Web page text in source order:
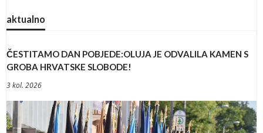
aktualno
ČESTITAMO DAN POBJEDE:OLUJA JE ODVALILA KAMEN S
GROBA HRVATSKE SLOBODE!
3 kol. 2026